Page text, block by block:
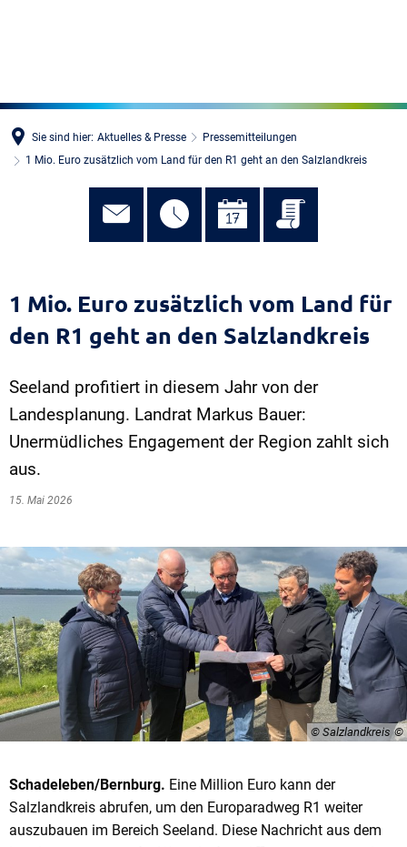
Sie sind hier: Aktuelles & Presse
Pressemitteilungen
1 Mio. Euro zusätzlich vom Land für den R1 geht an den Salzlandkreis
1 Mio. Euro zusätzlich vom Land für
den R1 geht an den Salzlandkreis
Seeland profitiert in diesem Jahr von der
Landesplanung. Landrat Markus Bauer:
Unermüdliches Engagement der Region zahlt sich
aus.
15. Mai 2026
© Salzlandkreis
Schadeleben/Bernburg. Eine Million Euro kann der
Salzlandkreis abrufen, um den Europaradweg R1 weiter
auszubauen im Bereich Seeland. Diese Nachricht aus dem